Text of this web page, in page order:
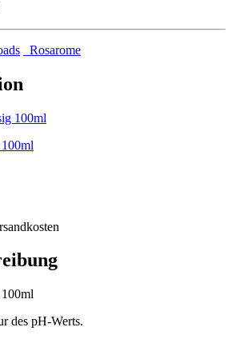
Rosarome
des pH-Werts.